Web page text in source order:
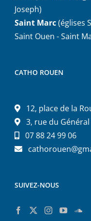
Joseph)
Saint Marc(églises
Saint Ouen - Saint
CATHO ROUEN
12, place de la
3, rue du
07 88 24 99 06
SUIVEZ-NOUS